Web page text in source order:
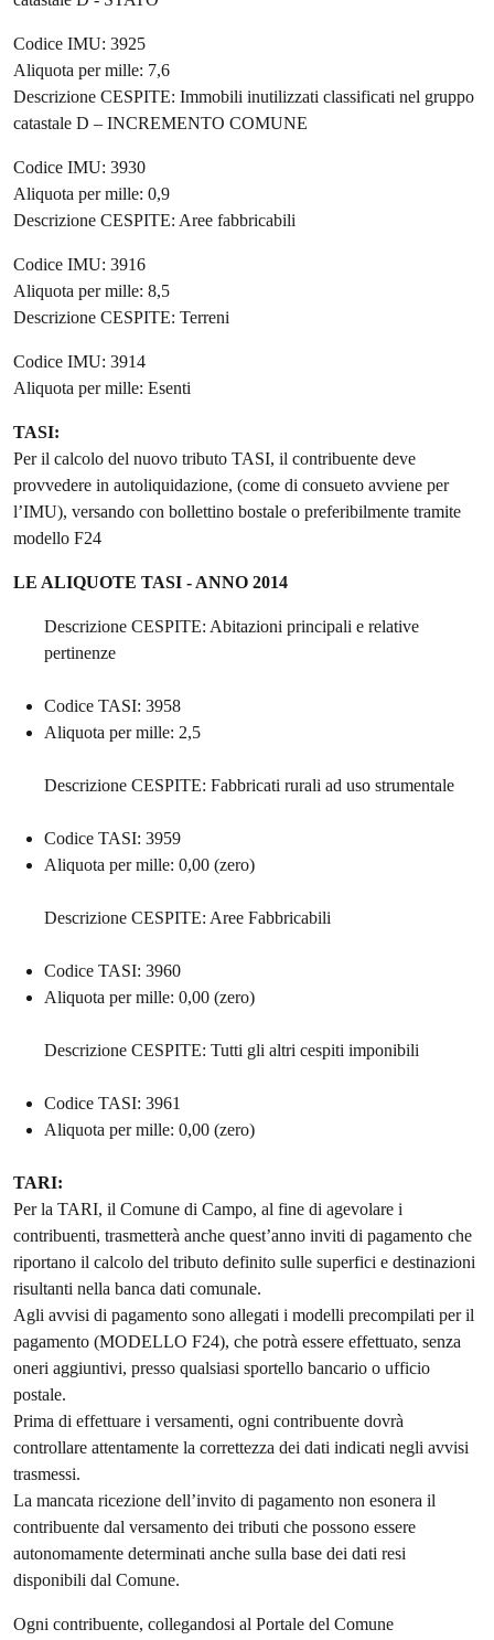
Codice IMU: 3925
Aliquota per mille: 7,6
Descrizione CESPITE: Immobili inutilizzati classificati nel gruppo
catastale D – INCREMENTO COMUNE
Codice IMU: 3930
Aliquota per mille: 0,9
Descrizione CESPITE: Aree fabbricabili
Codice IMU: 3916
Aliquota per mille: 8,5
Descrizione CESPITE: Terreni
Codice IMU: 3914
Aliquota per mille: Esenti
TASI:
Per il calcolo del nuovo tributo TASI, il contribuente deve
provvedere in autoliquidazione, (come di consueto avviene per
l’IMU), versando con bollettino bostale o preferibilmente tramite
modello F24
LE ALIQUOTE TASI - ANNO 2014
Descrizione CESPITE: Abitazioni principali e relative
pertinenze
Codice TASI: 3958
Aliquota per mille: 2,5
Descrizione CESPITE: Fabbricati rurali ad uso strumentale
Codice TASI: 3959
Aliquota per mille: 0,00 (zero)
Descrizione CESPITE: Aree Fabbricabili
Codice TASI: 3960
Aliquota per mille: 0,00 (zero)
Descrizione CESPITE: Tutti gli altri cespiti imponibili
Codice TASI: 3961
Aliquota per mille: 0,00 (zero)
TARI:
Per la TARI, il Comune di Campo, al fine di agevolare i
contribuenti, trasmetterà anche quest’anno inviti di pagamento che
riportano il calcolo del tributo definito sulle superfici e destinazioni
risultanti nella banca dati comunale.
Agli avvisi di pagamento sono allegati i modelli precompilati per il
pagamento (MODELLO F24), che potrà essere effettuato, senza
oneri aggiuntivi, presso qualsiasi sportello bancario o ufficio
postale.
Prima di effettuare i versamenti, ogni contribuente dovrà
controllare attentamente la correttezza dei dati indicati negli avvisi
trasmessi.
La mancata ricezione dell’invito di pagamento non esonera il
contribuente dal versamento dei tributi che possono essere
autonomamente determinati anche sulla base dei dati resi
disponibili dal Comune.
Ogni contribuente, collegandosi al Portale del Comune